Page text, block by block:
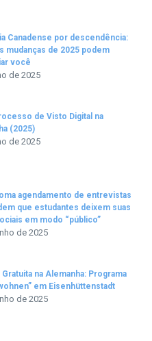
Canadense por descendência:
mudanças de 2025 podem
você
de 2025
de Visto Digital na
(2025)
de 2025
agendamento de entrevistas
que estudantes deixem suas
em modo “público”
de 2025
Gratuita na Alemanha: Programa
em Eisenhüttenstadt
de 2025